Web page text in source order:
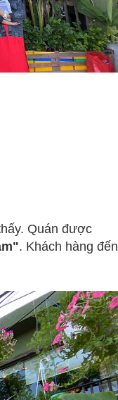
Quán được
. Khách hàng đến